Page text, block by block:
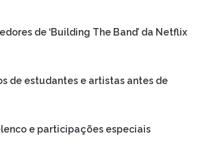
de ‘Building The Band’ da Netflix
de estudantes e artistas antes de
e participações especiais